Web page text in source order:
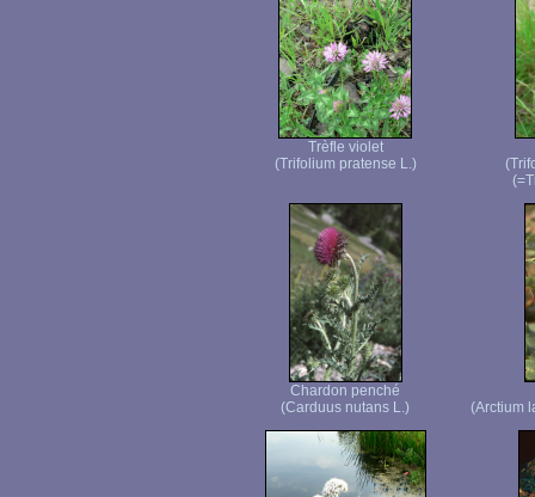
Trèfle violet
(Trifolium pratense L.)
Chardon penché
(Carduus nutans L.)
(Arctium